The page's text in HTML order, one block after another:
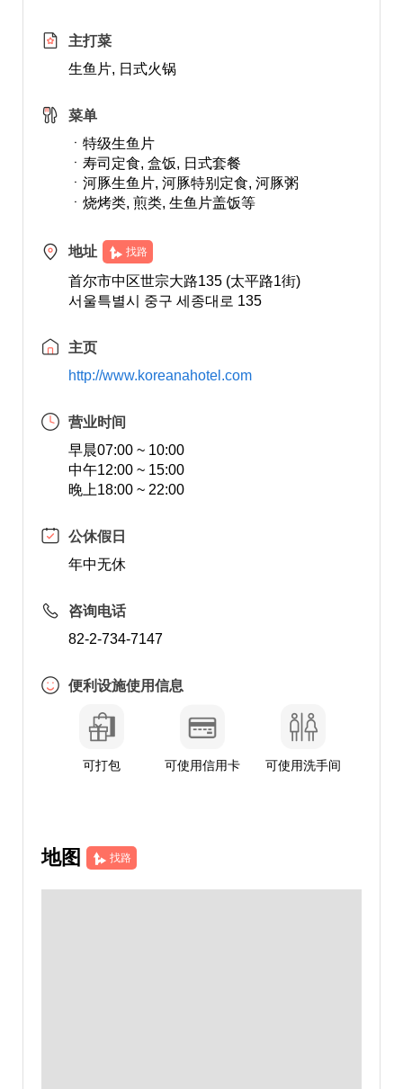
主打菜
生鱼片, 日式火锅
菜单
ㆍ特级生鱼片
ㆍ寿司定食, 盒饭, 日式套餐
ㆍ河豚生鱼片, 河豚特别定食, 河豚粥
ㆍ烧烤类, 煎类, 生鱼片盖饭等
地址 找路
首尔市中区世宗大路135 (太平路1街)
서울특별시 중구 세종대로 135
主页
http://www.koreanahotel.com
营业时间
早晨07:00 ~ 10:00
中午12:00 ~ 15:00
晚上18:00 ~ 22:00
公休假日
年中无休
咨询电话
82-2-734-7147
便利设施使用信息
可打包 可使用信用卡 可使用洗手间
地图 找路